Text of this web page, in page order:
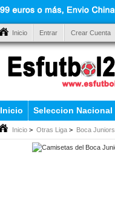
Inicio Entrar Crear Cuenta
Inicio Seleccion Nacional
Inicio > Otras Liga > Boca Juniors